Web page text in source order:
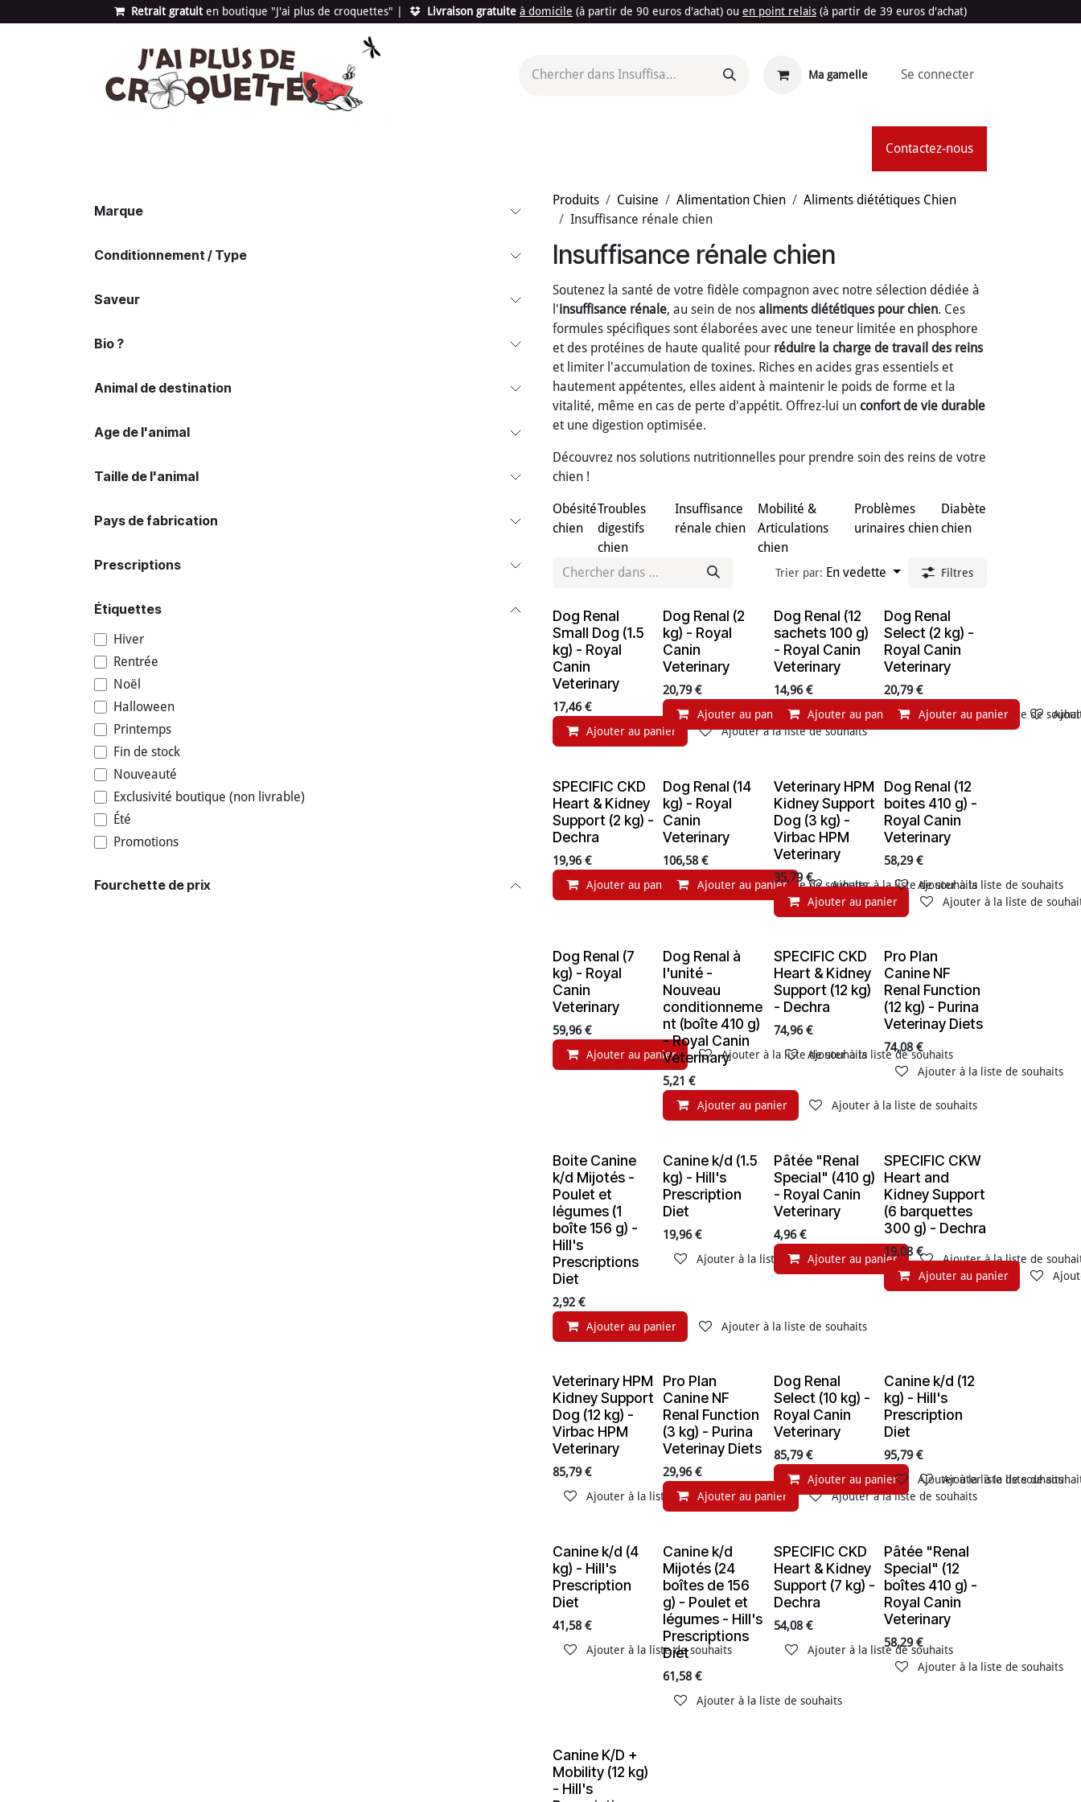
Se rendre au contenu Retrait gratuit en bou​​​​​​tique "J'ai plus de croquettes" Livraison gratuite à domicile (à partir de 90 euros d'achat) ou en point relais (à partir de 39 euros d'achat)
Ma gamelle Se connecter
Contactez-nous
Marque
Conditionnement / Type
Saveur
Bio ?
Animal de destination
Age de l'animal
Taille de l'animal
Pays de fabrication
Prescriptions
Étiquettes
Hiver
Rentrée
Noël
Halloween
Printemps
Fin de stock
Nouveauté
Exclusivité boutique (non livrable)
Été
Promotions
Fourchette de prix
Produits Cuisine Alimentation Chien
Aliments diététiques Chien
Insuffisance rénale chien
Insuffisance rénale chien
Soutenez la santé de votre fidèle compagnon avec notre sélection dédiée à
l'insuffisance rénale, au sein de nos aliments diététiques pour chien. Ces
formules spécifiques sont élaborées avec une teneur limitée en phosphore
et des protéines de haute qualité pour réduire la charge de travail des reins
et limiter l'accumulation de toxines. Riches en acides gras essentiels et
hautement appétentes, elles aident à maintenir le poids de forme et la
vitalité, même en cas de perte d'appétit. Offrez-lui un confort de vie durable
et une digestion optimisée.
Découvrez nos solutions nutritionnelles pour prendre soin des reins de votre
chien !
Obésité
chien
Troubles
digestifs
chien
Insuffisance
rénale chien
Mobilité &
Articulations
chien
Problèmes
urinaires chien
Diabète
chien
Trier par: En vedette Filtres
Dog Renal
Small Dog (1.5
kg) - Royal
Canin
Veterinary
17,46€
Ajouter au panier Ajouter à la liste de souhaits
Dog Renal (2
kg) - Royal
Canin
Veterinary
20,79€
Ajouter au panier Ajouter à la liste de souhaits
Dog Renal (12
sachets 100 g)
- Royal Canin
Veterinary
14,96€
Ajouter au panier Ajouter à la liste de
Dog Renal
Select (2 kg) -
Royal Canin
Veterinary
20,79€
Ajouter au panier
SPECIFIC CKD
Heart & Kidney
Support (2 kg) -
Dechra
19,96€
Ajouter au panier Ajouter à la liste de souhaits
Dog Renal (14
kg) - Royal
Canin
Veterinary
106,58 €
Ajouter au panier Ajouter à la liste de souhaits
Veterinary HPM
Kidney Support
Dog (3 kg) -
Virbac HPM
Veterinary
35,79€
Ajouter au panier Ajouter à la liste de
En rupture de stock
Dog Renal (12
boites 410 g) -
Royal Canin
Veterinary
58,29€
Ajouter à la liste de souhaits
Dog Renal (7
kg) - Royal
Canin
Veterinary
59,96€
Ajouter au panier Ajouter à la liste de souhaits
Dog Renal à
l'unité -
Nouveau
conditionneme
nt (boîte 410 g)
- Royal Canin
Veterinary
5,21 €
Ajouter au panier Ajouter à la liste de souhaits
En rupture de stock
SPECIFIC CKD
Heart & Kidney
Support (12 kg)
- Dechra
74,96€
Ajouter à la liste de souhaits
En rupture de stock
Pro Plan
Canine NF
Renal Function
(12 kg) - Purina
Veterinay Diets
74,08 €
Ajouter à la liste de souhaits
Boite Canine
k/d Mijotés -
Poulet et
légumes (1
boîte 156 g) -
Hill's
Prescriptions
Diet
2,92 €
Ajouter au panier Ajouter à la liste de souhaits
En rupture de stock
Canine k/d (1.5
kg) - Hill's
Prescription
Diet
19,96€
Ajouter à la liste de souhaits
Pâtée "Renal
Special" (410 g)
- Royal Canin
Veterinary
4,96€
Ajouter au panier Ajouter à la liste de
SPECIFIC CKW
Heart and
Kidney Support
(6 barquettes
300 g) - Dechra
19,08 €
Ajouter au panier
En rupture de stock
Veterinary HPM
Kidney Support
Dog (12 kg) -
Virbac HPM
Veterinary
85,79€
Ajouter à la liste de souhaits
Pro Plan
Canine NF
Renal Function
(3 kg) - Purina
Veterinay Diets
29,96€
Ajouter au panier Ajouter à la liste de souhaits
Dog Renal
Select (10 kg) -
Royal Canin
Veterinary
85,79€
Ajouter au panier Ajouter à la liste de
En rupture de stock
Canine k/d (12
kg) - Hill's
Prescription
Diet
95,79€
Ajouter à la liste de souhaits
En rupture de stock
Canine k/d (4
kg) - Hill's
Prescription
Diet
41,58 €
Ajouter à la liste de souhaits
En rupture de stock
Canine k/d
Mijotés (24
boîtes de 156
g) - Poulet et
légumes - Hill's
Prescriptions
Diet
61,58 €
Ajouter à la liste de souhaits
En rupture de stock
SPECIFIC CKD
Heart & Kidney
Support (7 kg) -
Dechra
54,08€
Ajouter à la liste de souhaits
En rupture de stock
Pâtée "Renal
Special" (12
boîtes 410 g) -
Royal Canin
Veterinary
58,29€
Ajouter à la liste de souhaits
En rupture de stock
Canine K/D +
Mobility (12 kg)
- Hill's